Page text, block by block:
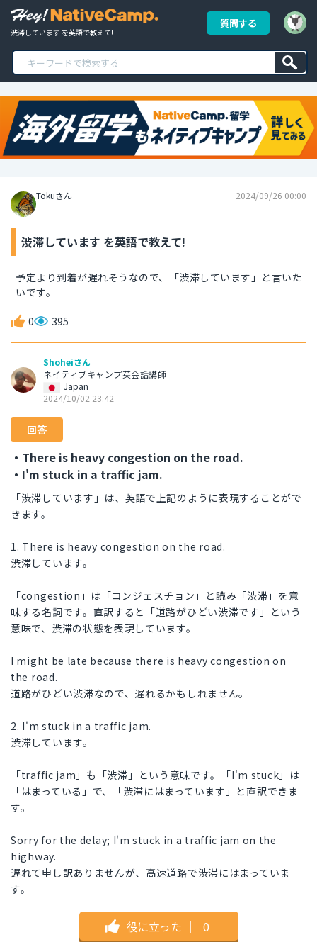
渋滞しています を英語で教えて!
質問する
Tokuさん 2024/09/26 00:00
渋滞しています を英語で教えて!
予定より到着が遅れそうなので、「渋滞しています」と言いた
いです。
0 395
Shoheiさん
ネイティブキャンプ英会話講師
Japan
2024/10/02 23:42
回答
・There is heavy congestion on the road.
・I'm stuck in a traffic jam.
「渋滞しています」は、英語で上記のように表現することがで
きます。
1. There is heavy congestion on the road.
渋滞しています。
「congestion」は「コンジェスチョン」と読み「渋滞」を意
味する名詞です。直訳すると「道路がひどい渋滞です」という
意味で、渋滞の状態を表現しています。
I might be late because there is heavy congestion on
the road.
道路がひどい渋滞なので、遅れるかもしれません。
2. I'm stuck in a traffic jam.
渋滞しています。
「traffic jam」も「渋滞」という意味です。「I'm stuck」は
「はまっている」で、「渋滞にはまっています」と直訳できま
す。
Sorry for the delay; I'm stuck in a traffic jam on the
highway.
遅れて申し訳ありませんが、高速道路で渋滞にはまっていま
す。
役に立った ｜ 0